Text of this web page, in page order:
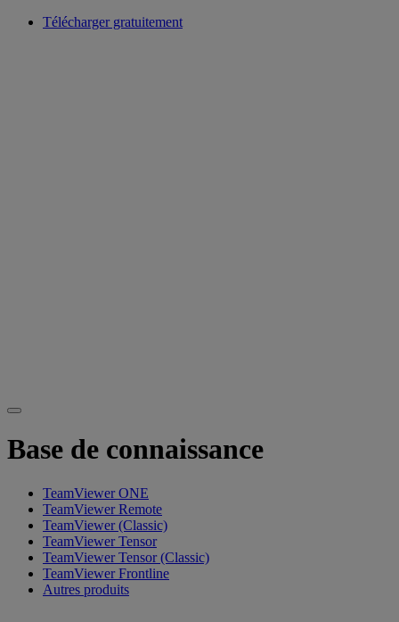
Télécharger gratuitement
Base de connaissance
TeamViewer ONE
TeamViewer Remote
TeamViewer (Classic)
TeamViewer Tensor
TeamViewer Tensor (Classic)
TeamViewer Frontline
Autres produits